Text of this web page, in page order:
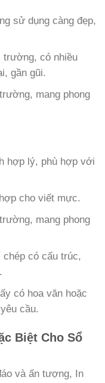
sử dụng càng đẹp,
trường, có nhiều
gần gũi.
mang phong
hợp lý, phù hợp với
cho viết mực.
mang phong
có cấu trúc,
có hoa văn hoặc
cầu.
Biệt Cho Sổ
và ấn tượng, In